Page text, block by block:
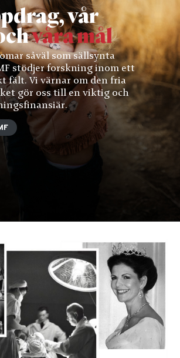
vår
våra mål
såväl som sällsynta
stödjer forskning inom ett
fält. Vi värnar om den fria
gör oss till en viktig och